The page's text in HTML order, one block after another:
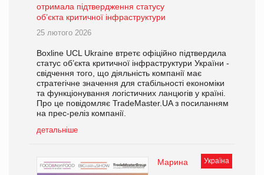
отримала підтвердження статусу
об’єкта критичної інфраструктури
25 лютого 2026
Boxline UCL Ukraine втретє офіційно підтвердила
статус об’єкта критичної інфраструктури України -
свідчення того, що діяльність компанії має
стратегічне значення для стабільності економіки
та функціонування логістичних ланцюгів у країні.
Про це повідомляє TradeMaster.UA з посиланням
на прес-реліз компанії.
детальніше
Україна
Марина